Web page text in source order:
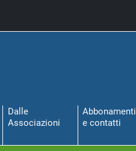
Dalle
Associazioni
Abbonamenti
e contatti